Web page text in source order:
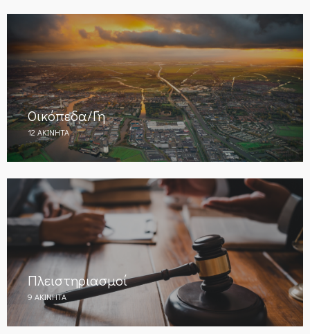
Οικόπεδα/Γη
12 ΑΚΊΝΗΤΑ
Πλειστηριασμοί
9 ΑΚΊΝΗΤΑ